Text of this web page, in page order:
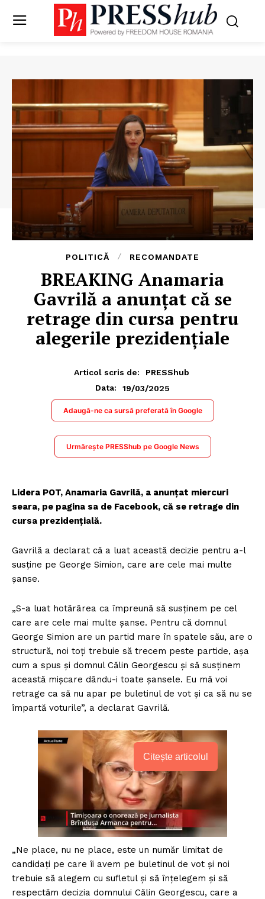
POLITICĂ RECOMANDATE
BREAKING Anamaria
Gavrilă a anunțat că se
retrage din cursa pentru
alegerile prezidențiale
Articol scris de:
PRESShub
Data:
19/03/2025
Adaugă-ne ca sursă preferată în Google
Urmărește PRESShub pe Google News
Lidera POT, Anamaria Gavrilă, a anunțat miercuri
seara, pe pagina sa de Facebook, că se retrage din
cursa prezidențială.
Gavrilă a declarat că a luat această decizie pentru a-l
susține pe George Simion, care are cele mai multe
șanse.
„S-a luat hotărârea ca împreună să susținem pe cel
care are cele mai multe șanse. Pentru că domnul
George Simion are un partid mare în spatele său, are o
structură, noi toți trebuie să trecem peste partide, așa
cum a spus și domnul Călin Georgescu și să susținem
această mișcare dându-i toate șansele. Eu mă voi
retrage ca să nu apar pe buletinul de vot și ca să nu se
împartă voturile”, a declarat Gavrilă.
Citește articolul
„Ne place, nu ne place, este un număr limitat de
candidați pe care îi avem pe buletinul de vot și noi
trebuie să alegem cu sufletul și să înțelegem și să
respectăm decizia domnului Călin Georgescu, care a